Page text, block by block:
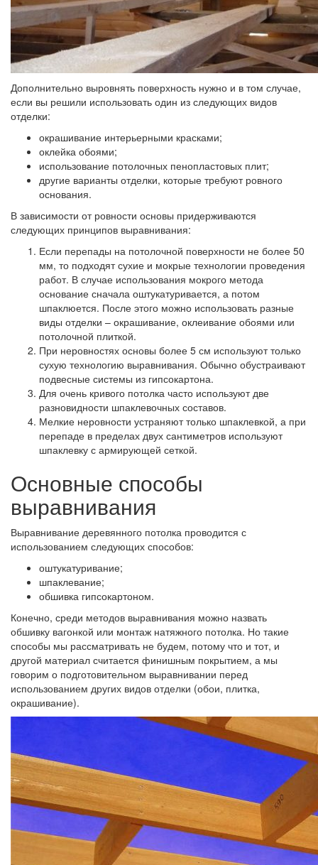
Дополнительно выровнять поверхность нужно и в том случае,
если вы решили использовать один из следующих видов
отделки:
окрашивание интерьерными красками;
оклейка обоями;
использование потолочных пенопластовых плит;
другие варианты отделки, которые требуют ровного
основания.
В зависимости от ровности основы придерживаются
следующих принципов выравнивания:
Если перепады на потолочной поверхности не более 50
мм, то подходят сухие и мокрые технологии проведения
работ. В случае использования мокрого метода
основание сначала оштукатуривается, а потом
шпаклюется. После этого можно использовать разные
виды отделки – окрашивание, оклеивание обоями или
потолочной плиткой.
При неровностях основы более 5 см используют только
сухую технологию выравнивания. Обычно обустраивают
подвесные системы из гипсокартона.
Для очень кривого потолка часто используют две
разновидности шпаклевочных составов.
Мелкие неровности устраняют только шпаклевкой, а при
перепаде в пределах двух сантиметров используют
шпаклевку с армирующей сеткой.
Основные способы
выравнивания
Выравнивание деревянного потолка проводится с
использованием следующих способов:
оштукатуривание;
шпаклевание;
обшивка гипсокартоном.
Конечно, среди методов выравнивания можно назвать
обшивку вагонкой или монтаж натяжного потолка. Но такие
способы мы рассматривать не будем, потому что и тот, и
другой материал считается финишным покрытием, а мы
говорим о подготовительном выравнивании перед
использованием других видов отделки (обои, плитка,
окрашивание).